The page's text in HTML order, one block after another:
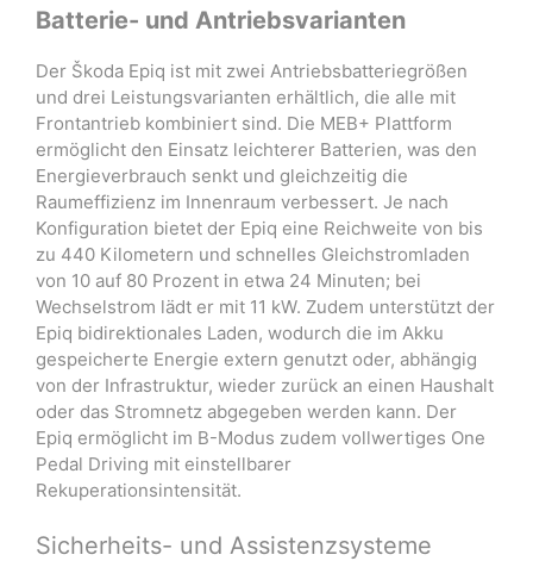
Batterie- und Antriebsvarianten
Der Škoda Epiq ist mit zwei Antriebsbatteriegrößen
und drei Leistungsvarianten erhältlich, die alle mit
Frontantrieb kombiniert sind. Die MEB+ Plattform
ermöglicht den Einsatz leichterer Batterien, was den
Energieverbrauch senkt und gleichzeitig die
Raumeffizienz im Innenraum verbessert. Je nach
Konfiguration bietet der Epiq eine Reichweite von bis
zu 440 Kilometern und schnelles Gleichstromladen
von 10 auf 80 Prozent in etwa 24 Minuten; bei
Wechselstrom lädt er mit 11 kW. Zudem unterstützt der
Epiq bidirektionales Laden, wodurch die im Akku
gespeicherte Energie extern genutzt oder, abhängig
von der Infrastruktur, wieder zurück an einen Haushalt
oder das Stromnetz abgegeben werden kann. Der
Epiq ermöglicht im B-Modus zudem vollwertiges One
Pedal Driving mit einstellbarer
Rekuperationsintensität.
Sicherheits- und Assistenzsysteme